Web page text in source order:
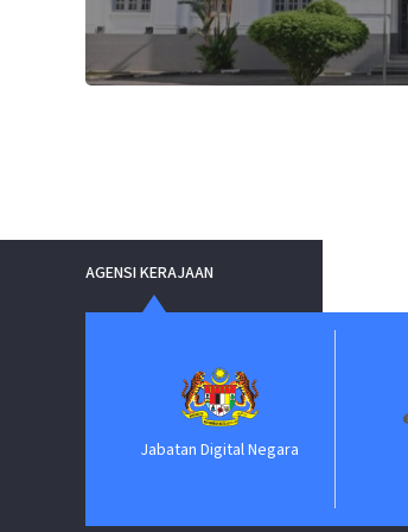
AGENSI KERAJAAN
Jabatan Digital Negara